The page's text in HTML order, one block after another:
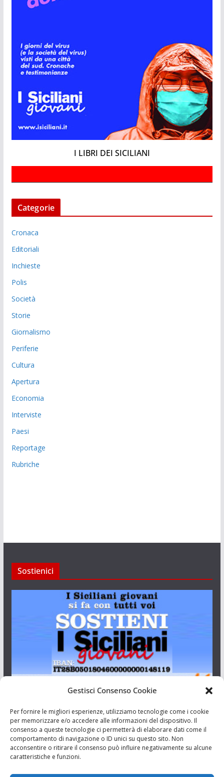
Gestisci Consenso Cookie
Per fornire le migliori esperienze, utilizziamo tecnologie come i cookie
per memorizzare e/o accedere alle informazioni del dispositivo. Il
consenso a queste tecnologie ci permetterà di elaborare dati come il
comportamento di navigazione o ID unici su questo sito. Non
acconsentire o ritirare il consenso può influire negativamente su alcune
caratteristiche e funzioni.
I LIBRI DEI SICILIANI
Categorie
Cronaca
Editoriali
Inchieste
Polis
Società
Storie
Giornalismo
Periferie
Cultura
Apertura
Economia
Interviste
Paesi
Reportage
Rubriche
Sostienici
Aut. del tribunale di Catania n.23/2011 del 20/09/2011 Dir.
Resp. Riccardo Orioles.